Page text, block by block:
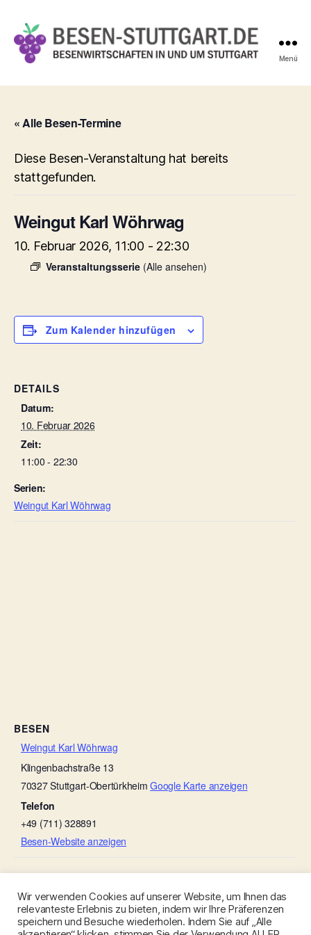
Stuttgart.de
Menü
« Alle Besen-Termine
Diese Besen-Veranstaltung hat bereits
stattgefunden.
Weingut Karl Wöhrwag
10. Februar 2026, 11:00 - 22:30
Veranstaltungsserie (Alle ansehen)
Zum Kalender hinzufügen
DETAILS
Datum:
10. Februar 2026
Zeit:
11:00 - 22:30
Serien:
Weingut Karl Wöhrwag
BESEN
Weingut Karl Wöhrwag
Klingenbachstraße 13
70327Stuttgart-Obertürkheim Google Karte anzeigen
Telefon
+49 (711) 328891
Besen-Website anzeigen
Wir verwenden Cookies auf unserer Website, um Ihnen das
relevanteste Erlebnis zu bieten, indem wir Ihre Präferenzen
speichern und Besuche wiederholen. Indem Sie auf „Alle